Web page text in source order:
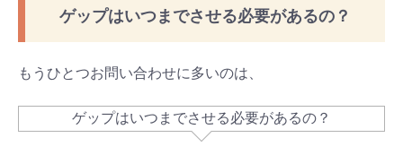
ゲップはいつまでさせる必要があるの？
もうひとつお問い合わせに多いのは、
ゲップはいつまでさせる必要があるの？